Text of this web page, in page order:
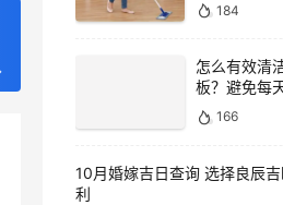
184
怎么有效清
板？避免每
166
10月婚嫁吉日查询 选择良辰
利